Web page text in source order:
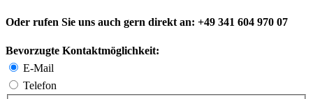
Oder rufen Sie uns auch gern direkt an: +49 341 604 970 07
Bevorzugte Kontaktmöglichkeit:
E-Mail
Telefon